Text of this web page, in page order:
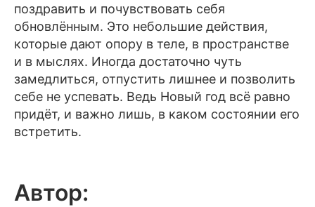
поздравить и почувствовать себя
обновлённым. Это небольшие действия,
которые дают опору в теле, в пространстве
и в мыслях. Иногда достаточно чуть
замедлиться, отпустить лишнее и позволить
себе не успевать. Ведь Новый год всё равно
придёт, и важно лишь, в каком состоянии его
встретить.
Автор: